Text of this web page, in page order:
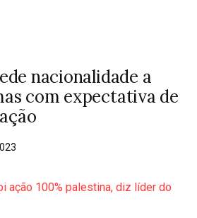
nacionalidade a
com expectativa de